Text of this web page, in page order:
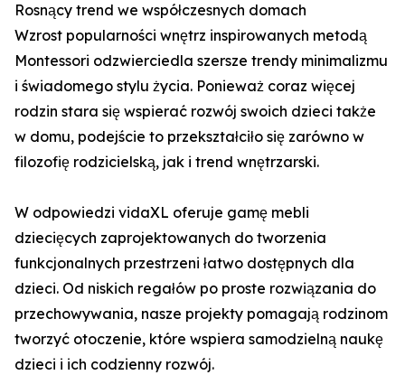
Rosnący trend we współczesnych domach
Wzrost popularności wnętrz inspirowanych metodą
Montessori odzwierciedla szersze trendy minimalizmu
i świadomego stylu życia. Ponieważ coraz więcej
rodzin stara się wspierać rozwój swoich dzieci także
w domu, podejście to przekształciło się zarówno w
filozofię rodzicielską, jak i trend wnętrzarski.
W odpowiedzi vidaXL oferuje gamę mebli
dziecięcych zaprojektowanych do tworzenia
funkcjonalnych przestrzeni łatwo dostępnych dla
dzieci. Od niskich regałów po proste rozwiązania do
przechowywania, nasze projekty pomagają rodzinom
tworzyć otoczenie, które wspiera samodzielną naukę
dzieci i ich codzienny rozwój.